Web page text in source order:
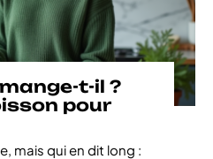
t-il ?
pour
mais qui en dit long :